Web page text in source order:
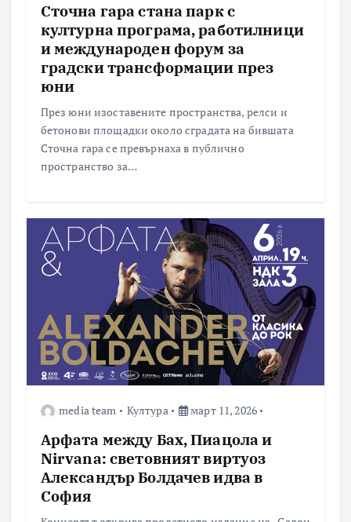
Сточна гара стана парк с
културна програма, работилници
и международен форум за
градски трансформации през
юни
През юни изоставените пространства, релси и
бетонови площадки около сградата на бившата
Сточна гара се превърнаха в публично
пространство за…
media team Култура март 11, 2026
Арфата между Бах, Пиацола и
Nirvana: световният виртуоз
Александър Болдачев идва в
София